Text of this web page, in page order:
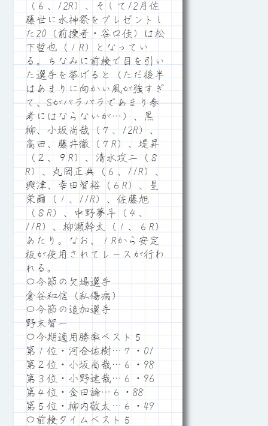
（６、12R）、そして12月佐
藤世に水神祭をプレゼントし
た20（前操者・谷口佳）は松
下哲也（１R）となってい
る。ちなみに前検で目を引い
た選手を挙げると（ただ後半
はあまりに向かい風が強すぎ
て、Sがバラバラであまり参
考にはならないが…）、黒
柳、小坂尚哉（７、12R）、
高田、藤井徹（７R）、堤昇
（２、９R）、清水攻二（８
R）、丸岡正典（６、11R）、
興津、幸田智裕（６R）、星
栄爾（１、11R）、佐藤旭
（８R）、中野夢斗（４、
11R）、柳瀬幹太（１、６R）
あたり。なお、１Rから安定
板が使用されてレースが行わ
れる。
〇今節の欠場選手
倉谷和信（私傷病）
〇今節の追加選手
野末智一
〇今期適用勝率ベスト５
第１位・河合佑樹…７・01
第２位・小坂尚哉…６・98
第３位・小野達哉…６・96
第４位・金田論…６・88
第５位・柳内敬太…６・49
〇前検タイムベスト５